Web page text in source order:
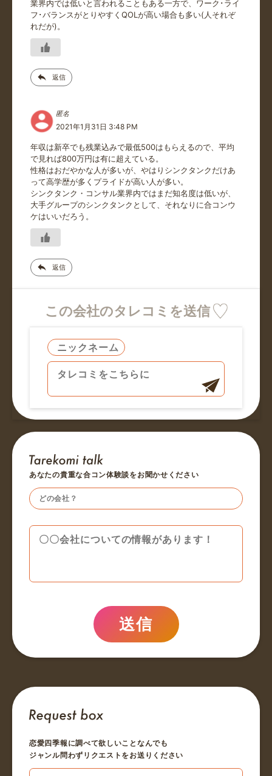
業界内では低いと言われることもある一方で、ワーク･ライ
フ･バランスがとりやすくQOLが高い場合も多い(人それぞ
れだが)。
返信
匿名
2021年1月31日 3:48 PM
年収は新卒でも残業込みで最低500はもらえるので、平均
で見れば800万円は有に超えている。
性格はおだやかな人が多いが、やはりシンクタンクだけあ
って高学歴が多くプライドが高い人が多い。
シンクタンク・コンサル業界内ではまだ知名度は低いが、
大手グループのシンクタンクとして、それなりに合コンウ
ケはいいだろう。
返信
この会社のタレコミを送信
あなたの貴重な合コン体験談をお聞かせください
送信
恋愛四季報に調べて欲しいことなんでも
ジャンル問わずリクエストをお送りください